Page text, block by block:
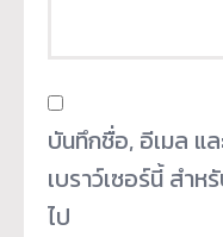
บันทึกชื่อ, อีเมล แ
เบราว์เซอร์นี้ สำ
ไป